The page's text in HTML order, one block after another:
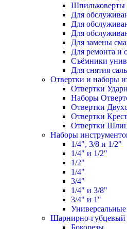
Шпильковерты
Для
Для
Для
Для замены
Для ремонта и
Съёмники
Для снятия
Отвертки и наборы
Отвертки
Наборы
Отвертки
Отвертки
Отвертки
Наборы
1/4", 3/8 и 1/2"
1/4" и 1/2"
1/2"
1/4"
3/4"
1/4" и 3/8"
3/4" и 1"
Универсальные
Шарнирно-губцевый
Бокорезы